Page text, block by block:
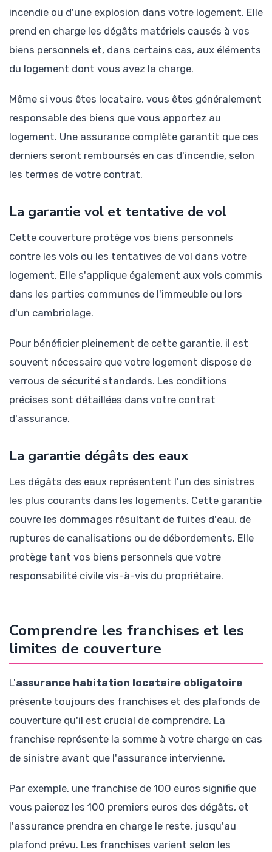
incendie ou d'une explosion dans votre logement. Elle
prend en charge les dégâts matériels causés à vos
biens personnels et, dans certains cas, aux éléments
du logement dont vous avez la charge.
Même si vous êtes locataire, vous êtes généralement
responsable des biens que vous apportez au
logement. Une assurance complète garantit que ces
derniers seront remboursés en cas d'incendie, selon
les termes de votre contrat.
La garantie vol et tentative de vol
Cette couverture protège vos biens personnels
contre les vols ou les tentatives de vol dans votre
logement. Elle s'applique également aux vols commis
dans les parties communes de l'immeuble ou lors
d'un cambriolage.
Pour bénéficier pleinement de cette garantie, il est
souvent nécessaire que votre logement dispose de
verrous de sécurité standards. Les conditions
précises sont détaillées dans votre contrat
d'assurance.
La garantie dégâts des eaux
Les dégâts des eaux représentent l'un des sinistres
les plus courants dans les logements. Cette garantie
couvre les dommages résultant de fuites d'eau, de
ruptures de canalisations ou de débordements. Elle
protège tant vos biens personnels que votre
responsabilité civile vis-à-vis du propriétaire.
Comprendre les franchises et les
limites de couverture
L'assurance habitation locataire obligatoire
présente toujours des franchises et des plafonds de
couverture qu'il est crucial de comprendre. La
franchise représente la somme à votre charge en cas
de sinistre avant que l'assurance intervienne.
Par exemple, une franchise de 100 euros signifie que
vous paierez les 100 premiers euros des dégâts, et
l'assurance prendra en charge le reste, jusqu'au
plafond prévu. Les franchises varient selon les